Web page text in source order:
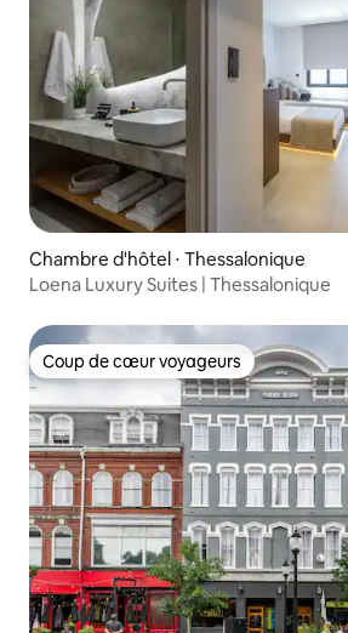
Chambre d'hôtel ⋅ Thessalonique
Loena Luxury Suites | Thessalonique
Coup de cœur voyageurs
Coup de cœur voyageurs